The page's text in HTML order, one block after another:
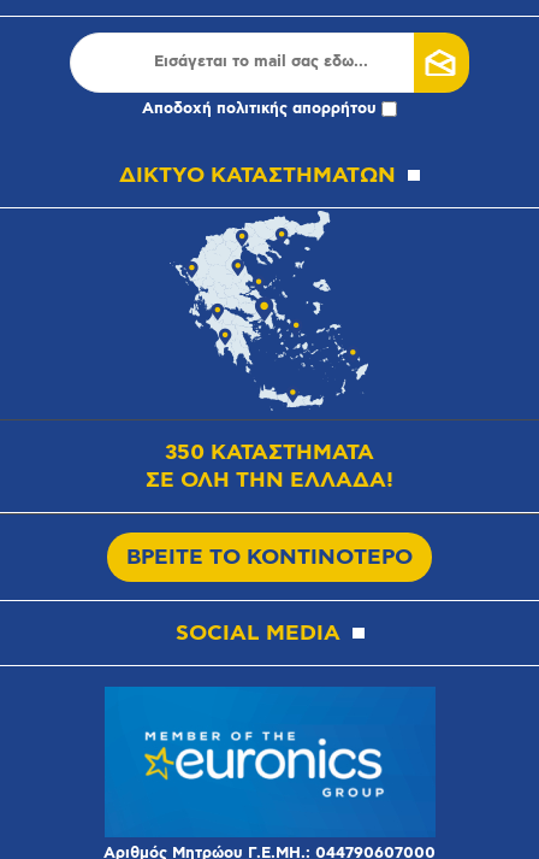
Αποδοχή πολιτικής απορρήτου
ΔΙΚΤΥΟ ΚΑΤΑΣΤΗΜΑΤΩΝ
350 ΚΑΤΑΣΤΗΜΑΤΑ
ΣΕ ΟΛΗ ΤΗΝ ΕΛΛΑΔΑ!
ΒΡΕΙΤΕ ΤΟ ΚΟΝΤΙΝΟΤΕΡΟ
SOCIAL MEDIA